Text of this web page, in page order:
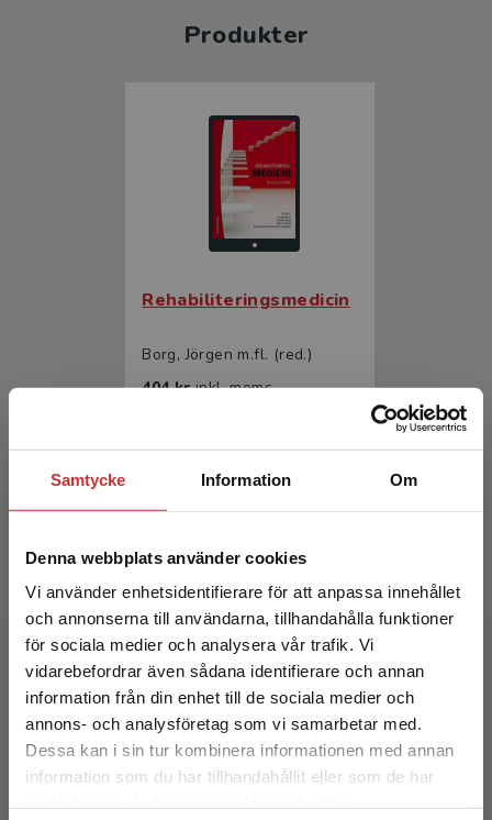
Samtycke Information Om
Denna webbplats använder cookies
Vi använder enhetsidentifierare för att anpassa innehållet
och annonserna till användarna, tillhandahålla funktioner
för sociala medier och analysera vår trafik. Vi
vidarebefordrar även sådana identifierare och annan
information från din enhet till de sociala medier och
annons- och analysföretag som vi samarbetar med.
Dessa kan i sin tur kombinera informationen med annan
information som du har tillhandahållit eller som de har
Begränsad fraktregion
Det verkar som att du besöker
studentlitteratur.se via en enhet utanför Sverige.
Produkter
Rehabiliteringsmedicin
Borg, Jörgen m.fl. (red.)
404 krinkl. moms
Rehabiliteringsmedicin
Borg, Jörgen m.fl. (red.)
633 krinkl. moms
Exkl. moms: 597 kr